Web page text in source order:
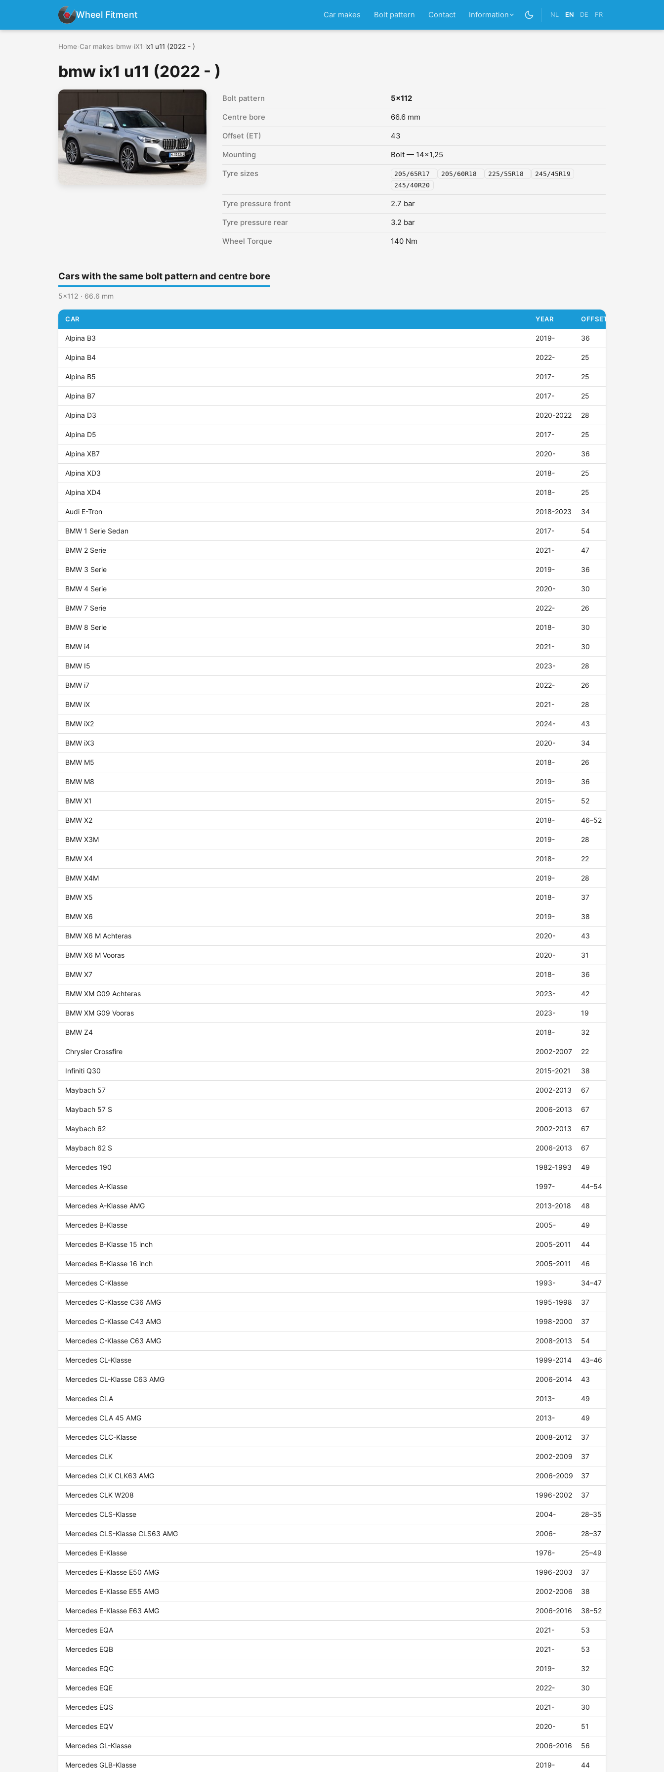
Wheel Fitment Car makes Bolt pattern Contact Information NL EN DE FR
Home Car makes bmw iX1 ix1 u11 (2022 - )
bmw ix1 u11 (2022 - )
Bolt pattern 5x112
Centre bore 66.6 mm
Offset (ET) 43
Mounting Bolt — 14x1,25
Tyre sizes 205/65R17 205/60R18 225/55R18
245/45R19
245/40R20
Tyre pressure front 2.7 bar
Tyre pressure rear 3.2 bar
Wheel Torque 140 Nm
Cars with the same bolt pattern and centre bore
5x112 · 66.6 mm
CAR YEAR OFFSET (ET)
Alpina B3 2019- 36
Alpina B4 2022- 25
Alpina B5 2017- 25
Alpina B7 2017- 25
Alpina D3 2020-2022 28
Alpina D5 2017- 25
Alpina XB7 2020- 36
Alpina XD3 2018- 25
Alpina XD4 2018- 25
Audi E-Tron 2018-2023 34
BMW 1 Serie Sedan 2017- 54
BMW 2 Serie 2021- 47
BMW 3 Serie 2019- 36
BMW 4 Serie 2020- 30
BMW 7 Serie 2022- 26
BMW 8 Serie 2018- 30
BMW i4 2021- 30
BMW I5 2023- 28
BMW i7 2022- 26
BMW iX 2021- 28
BMW iX2 2024- 43
BMW iX3 2020- 34
BMW M5 2018- 26
BMW M8 2019- 36
BMW X1 2015- 52
BMW X2 2018- 46–52
BMW X3M 2019- 28
BMW X4 2018- 22
BMW X4M 2019- 28
BMW X5 2018- 37
BMW X6 2019- 38
BMW X6 M Achteras 2020- 43
BMW X6 M Vooras 2020- 31
BMW X7 2018- 36
BMW XM G09 Achteras 2023- 42
BMW XM G09 Vooras 2023- 19
BMW Z4 2018- 32
Chrysler Crossfire 2002-2007 22
Infiniti Q30 2015-2021 38
Maybach 57 2002-2013 67
Maybach 57 S 2006-2013 67
Maybach 62 2002-2013 67
Maybach 62 S 2006-2013 67
Mercedes 190 1982-1993 49
Mercedes A-Klasse 1997- 44–54
Mercedes A-Klasse AMG 2013-2018 48
Mercedes B-Klasse 2005- 49
Mercedes B-Klasse 15 inch 2005-2011 44
Mercedes B-Klasse 16 inch 2005-2011 46
Mercedes C-Klasse 1993- 34–47
Mercedes C-Klasse C36 AMG 1995-1998 37
Mercedes C-Klasse C43 AMG 1998-2000 37
Mercedes C-Klasse C63 AMG 2008-2013 54
Mercedes CL-Klasse 1999-2014 43–46
Mercedes CL-Klasse C63 AMG 2006-2014 43
Mercedes CLA 2013- 49
Mercedes CLA 45 AMG 2013- 49
Mercedes CLC-Klasse 2008-2012 37
Mercedes CLK 2002-2009 37
Mercedes CLK CLK63 AMG 2006-2009 37
Mercedes CLK W208 1996-2002 37
Mercedes CLS-Klasse 2004- 28–35
Mercedes CLS-Klasse CLS63 AMG 2006- 28–37
Mercedes E-Klasse 1976- 25–49
Mercedes E-Klasse E50 AMG 1996-2003 37
Mercedes E-Klasse E55 AMG 2002-2006 38
Mercedes E-Klasse E63 AMG 2006-2016 38–52
Mercedes EQA 2021- 53
Mercedes EQB 2021- 53
Mercedes EQC 2019- 32
Mercedes EQE 2022- 30
Mercedes EQS 2021- 30
Mercedes EQV 2020- 51
Mercedes GL-Klasse 2006-2016 56
Mercedes GLB-Klasse 2019- 44